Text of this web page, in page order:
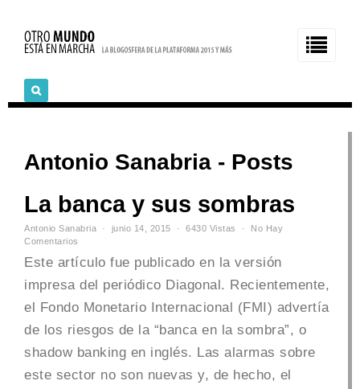
Antonio Sanabria - Posts
La banca y sus sombras
Antonio Sanabria junio 14, 2015 6430 Vistas
No Hay
Comentarios
Este artículo fue publicado en la versión
impresa del periódico Diagonal. Recientemente,
el Fondo Monetario Internacional (FMI) advertía
de los riesgos de la “banca en la sombra”, o
shadow banking en inglés. Las alarmas sobre
este sector no son nuevas y, de hecho, el